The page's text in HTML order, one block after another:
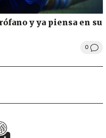
y ya piensa en su
0